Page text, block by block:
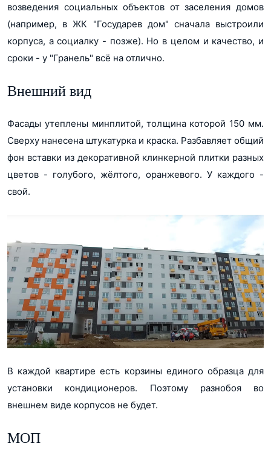
возведения социальных объектов от заселения домов
(например, в ЖК "Государев дом" сначала выстроили
корпуса, а социалку - позже). Но в целом и качество, и
сроки - у "Гранель" всё на отлично.
Внешний вид
Фасады утеплены минплитой, толщина которой 150 мм.
Сверху нанесена штукатурка и краска. Разбавляет общий
фон вставки из декоративной клинкерной плитки разных
цветов - голубого, жёлтого, оранжевого. У каждого -
свой.
В каждой квартире есть корзины единого образца для
установки кондиционеров. Поэтому разнобоя во
внешнем виде корпусов не будет.
МОП